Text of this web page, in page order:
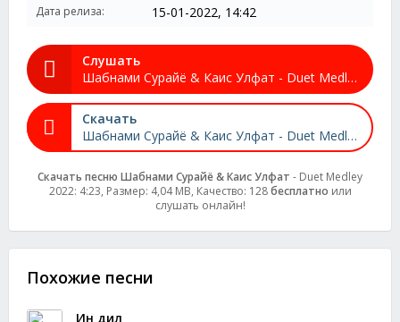
Дата релиза: 15-01-2022, 14:42
Слушать
Шабнами Сурайё & Каис Улфат - Duet Medley 2022
Скачать
Шабнами Сурайё & Каис Улфат - Duet Medley 2022
Скачать песню Шабнами Сурайё & Каис Улфат - Duet Medley
2022: 4:23, Размер: 4,04 MB, Качество: 128бесплатно или
слушать онлайн!
Похожие песни
Ин дил